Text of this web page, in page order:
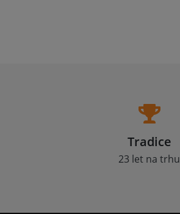
Tradice
23 let na trhu